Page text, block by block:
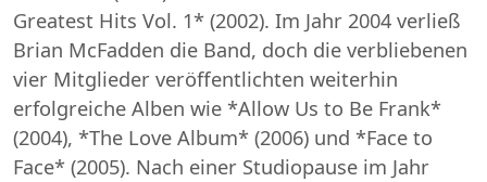
Greatest Hits Vol. 1* (2002). Im Jahr 2004 verließ
Brian McFadden die Band, doch die verbliebenen
vier Mitglieder veröffentlichten weiterhin
erfolgreiche Alben wie *Allow Us to Be Frank*
(2004), *The Love Album* (2006) und *Face to
Face* (2005). Nach einer Studiopause im Jahr